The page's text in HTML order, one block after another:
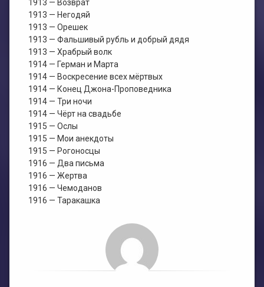
1913 — Возврат
1913 — Негодяй
1913 — Орешек
1913 — Фальшивый рубль и добрый дядя
1913 — Храбрый волк
1914 — Герман и Марта
1914 — Воскресение всех мёртвых
1914 — Конец Джона-Проповедника
1914 — Три ночи
1914 — Чёрт на свадьбе
1915 — Ослы
1915 — Мои анекдоты
1915 — Рогоносцы
1916 — Два письма
1916 — Жертва
1916 — Чемоданов
1916 — Таракашка